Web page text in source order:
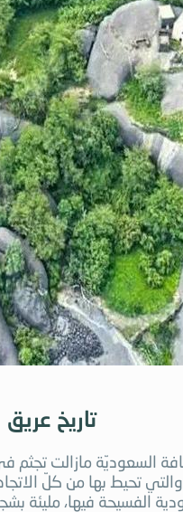
تاريخ عريق
السعوديّة مازالت
تحيط بها من كلّ
الفسيحة فيها، مليئة